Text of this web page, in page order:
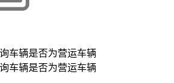
车辆是否为营运车辆
车辆是否为营运车辆